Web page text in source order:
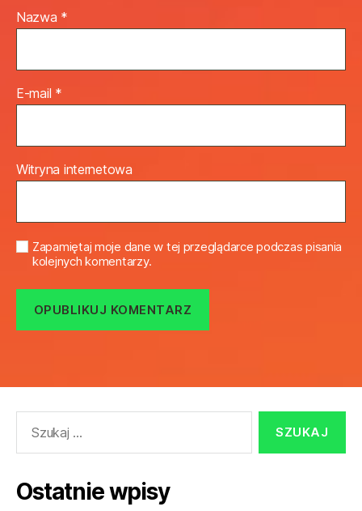
Nazwa *
E-mail *
Witryna internetowa
Zapamiętaj moje dane w tej przeglądarce podczas pisania
kolejnych komentarzy.
Ostatnie wpisy